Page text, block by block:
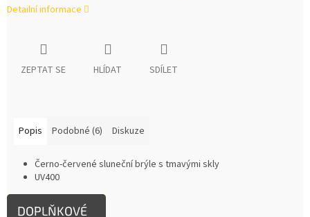
Detailní informace
ZEPTAT SE HLÍDAT SDÍLET
Popis Podobné (6) Diskuze
Černo-červené sluneční brýle s tmavými skly
UV400
DOPLŇKOVÉ